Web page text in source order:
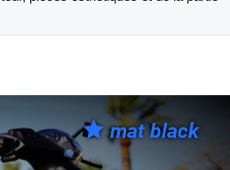
mat black